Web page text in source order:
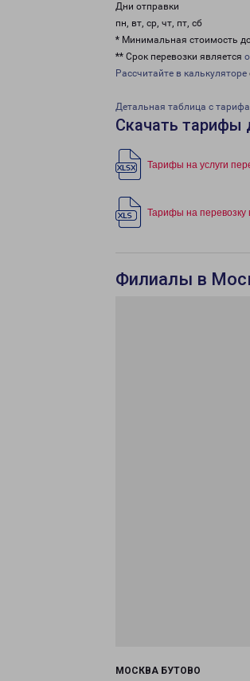
Дни отправки
пн, вт, ср, чт, пт, сб
* Минимальная стоимость
** Срок перевозки является
Рассчитайте в калькуляторе
Детальная таблица с
Скачать тарифы
Тарифы на услуги
Тарифы на перевозку
Филиалы в
МОСКВА БУТОВО